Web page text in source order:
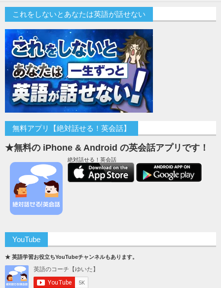
これをしないとあなたは英語が話せない
無料アプリ【絶対話せる！英会話】
★無料の iPhone & Android の英会話アプリです！
絶対話せる！英会話
YouTube
★ 英語学習お役立ちYouTubeチャンネルもあります。